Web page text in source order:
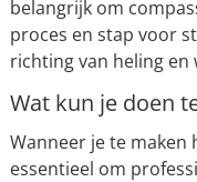
belangrijk om
proces en stap voor
richting van heling en
Wat kun je doen
Wanneer je te
essentieel om